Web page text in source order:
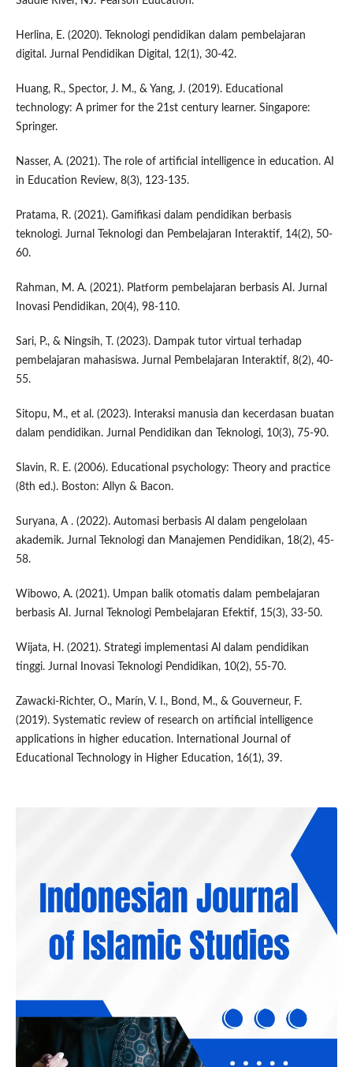
Herlina, E. (2020). Teknologi pendidikan dalam pembelajaran
digital. Jurnal Pendidikan Digital, 12(1), 30-42.
Huang, R., Spector, J. M., & Yang, J. (2019). Educational
technology: A primer for the 21st century learner. Singapore:
Springer.
Nasser, A. (2021). The role of artificial intelligence in education. AI
in Education Review, 8(3), 123-135.
Pratama, R. (2021). Gamifikasi dalam pendidikan berbasis
teknologi. Jurnal Teknologi dan Pembelajaran Interaktif, 14(2), 50-
60.
Rahman, M. A. (2021). Platform pembelajaran berbasis AI. Jurnal
Inovasi Pendidikan, 20(4), 98-110.
Sari, P., & Ningsih, T. (2023). Dampak tutor virtual terhadap
pembelajaran mahasiswa. Jurnal Pembelajaran Interaktif, 8(2), 40-
55.
Sitopu, M., et al. (2023). Interaksi manusia dan kecerdasan buatan
dalam pendidikan. Jurnal Pendidikan dan Teknologi, 10(3), 75-90.
Slavin, R. E. (2006). Educational psychology: Theory and practice
(8th ed.). Boston: Allyn & Bacon.
Suryana, A . (2022). Automasi berbasis Al dalam pengelolaan
akademik. Jurnal Teknologi dan Manajemen Pendidikan, 18(2), 45-
58.
Wibowo, A. (2021). Umpan balik otomatis dalam pembelajaran
berbasis AI. Jurnal Teknologi Pembelajaran Efektif, 15(3), 33-50.
Wijata, H. (2021). Strategi implementasi Al dalam pendidikan
tinggi. Jurnal Inovasi Teknologi Pendidikan, 10(2), 55-70.
Zawacki-Richter, O., Marín, V. I., Bond, M., & Gouverneur, F.
(2019). Systematic review of research on artificial intelligence
applications in higher education. International Journal of
Educational Technology in Higher Education, 16(1), 39.